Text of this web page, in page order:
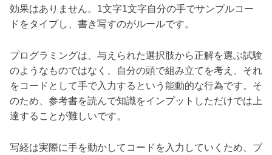
効果はありません。1文字1文字自分の手でサンプルコー
ドをタイプし、書き写すのがルールです。
プログラミングは、与えられた選択肢から正解を選ぶ試験
のようなものではなく、自分の頭で組み立てを考え、それ
をコードとして手で入力するという能動的な行為です。そ
のため、参考書を読んで知識をインプットしただけでは上
達することが難しいです。
写経は実際に手を動かしてコードを入力していくため、プ